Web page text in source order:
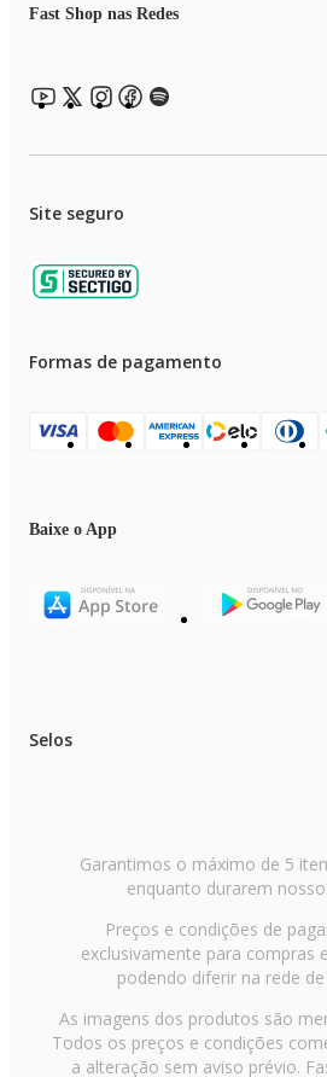
Fast Shop nas Redes
Site seguro
Formas de pagamento
Baixe o App
Selos
Garantimos o máximo de 5
enquanto durarem
Preços e condições de
exclusivamente para compras
podendo diferir na rede
As imagens dos produtos são
Todos os preços e condições
a alteração sem aviso prévio.